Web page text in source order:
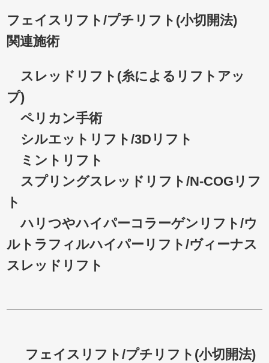
フェイスリフト/プチリフト(小切開法)
関連施術
スレッドリフト(糸によるリフトアッ
プ)
ペリカン手術
シルエットリフト/3Dリフト
ミントリフト
スプリングスレッドリフト/N-COGリフ
ト
ハリつやハイパーコラーゲンリフト/ウ
ルトラフィルハイパーリフト/ヴィーナス
スレッドリフト
フェイスリフト/プチリフト(小切開法)